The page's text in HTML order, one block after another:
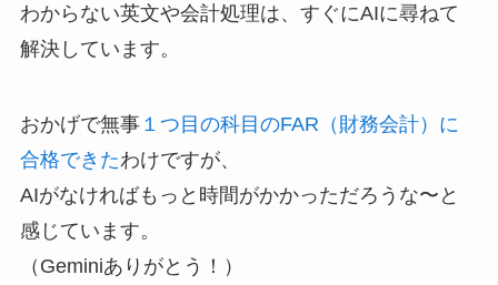
わからない英文や会計処理は、すぐにAIに尋ねて
解決しています。
おかげで無事１つ目の科目のFAR（財務会計）に
合格できたわけですが、
AIがなければもっと時間がかかっただろうな〜と
感じています。
（Geminiありがとう！）